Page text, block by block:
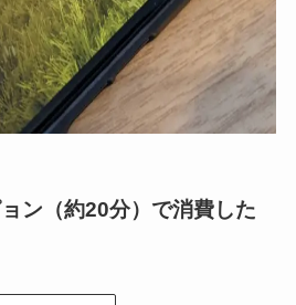
ン（約20分）で消費した